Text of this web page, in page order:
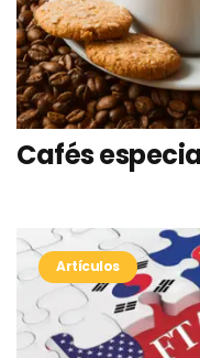
Cafés
Artículos